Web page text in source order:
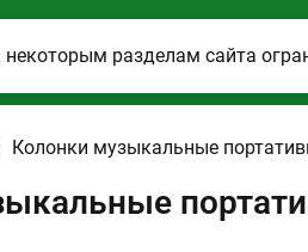
Колонки музыкальные
некоторым разделам сайта